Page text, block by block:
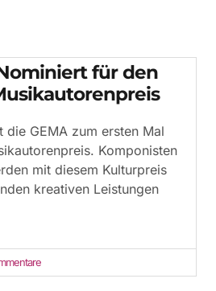
für den
GEMA zum ersten Mal
Komponisten
mit diesem Kulturpreis
kreativen Leistungen